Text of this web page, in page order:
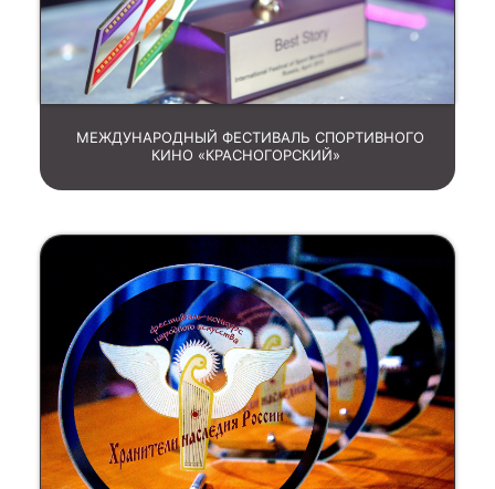
МЕЖДУНАРОДНЫЙ ФЕСТИВАЛЬ СПОРТИВНОГО
КИНО «КРАСНОГОРСКИЙ»